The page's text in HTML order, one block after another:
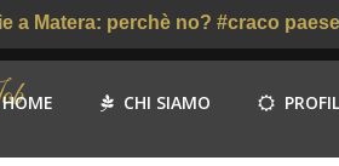
Matera: perchè no? #craco paese
CHI SIAMO